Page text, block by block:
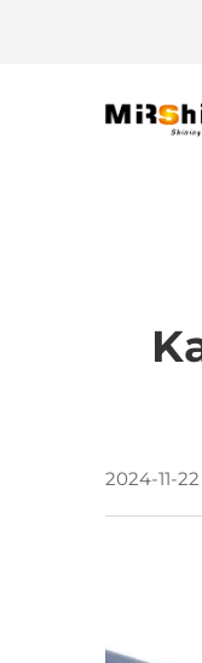
2024-11-22